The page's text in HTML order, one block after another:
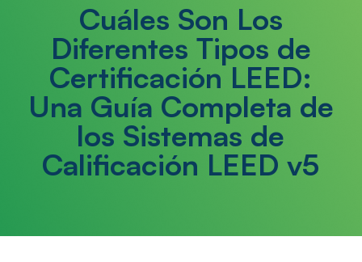
Cuáles Son Los
Diferentes Tipos de
Certificación LEED:
Una Guía Completa de
los Sistemas de
Calificación LEED v5